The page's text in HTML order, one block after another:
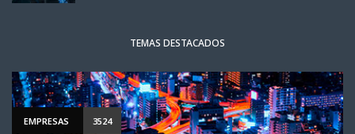
TEMAS DESTACADOS
EMPRESAS 3524